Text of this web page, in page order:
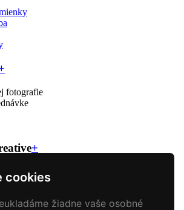
cookies
žiadne vaše osobné
fotografie
+
tlač